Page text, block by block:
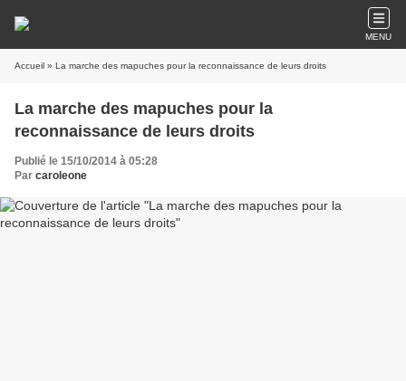
MENU
Accueil » La marche des mapuches pour la reconnaissance de leurs droits
La marche des mapuches pour la
reconnaissance de leurs droits
Publié le 15/10/2014 à 05:28
Par caroleone